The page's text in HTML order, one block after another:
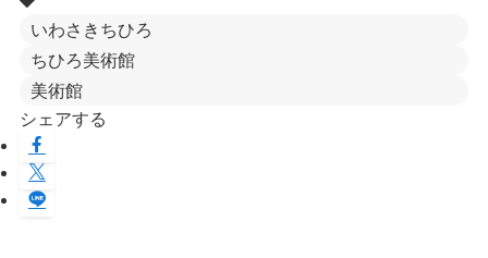
いわさきちひろ
ちひろ美術館
美術館
シェアする